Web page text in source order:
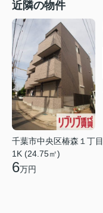
近隣の物件
千葉市中央区椿森１丁目
1K (24.75㎡)
6万円